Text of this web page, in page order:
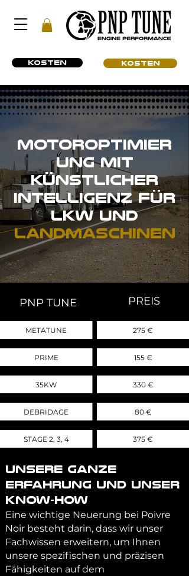
KOSTEN KOSTEN
Motoroptimier
ung mit
Künstlicher
Intelligenz für
LKW und
Landmaschinen
PNP TUNE PREIS
METATUNE
PRIME
35KW
DEBRIDAGE
STAGE 2, 3, 4
275 €
155 €
330 €
80 €
375 €
UNSERE GANZE
ERFAHRUNG UND UNSER
KNOW-HOW
Eine wichtige Neuerung bei Poivre
Noir besteht darin, dass wir unser
Fachwissen erweitern, um Ihnen
unsere spezifischen und präzisen
Fähigkeiten auf dem